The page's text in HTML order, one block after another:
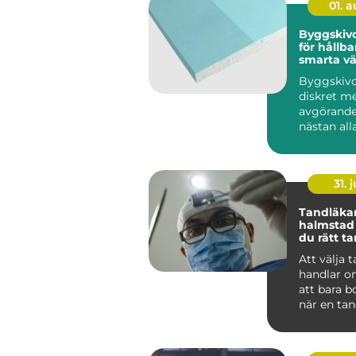
01.
Byggskivor
för
smarta
diskret
nästan
sällan när
31.
halmstad så väljer
du rätt
Att välja
handlar
att bara
när en
tandvå...